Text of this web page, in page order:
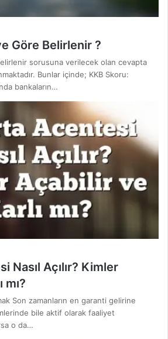
Göre Belirlenir ?
sorusuna verilecek olan cevapta
Bunlar içinde; KKB Skoru:
bankaların…
Nasıl Açılır? Kimler
Son zamanların en garanti gelirine
bile aktif olarak faaliyet
o da…